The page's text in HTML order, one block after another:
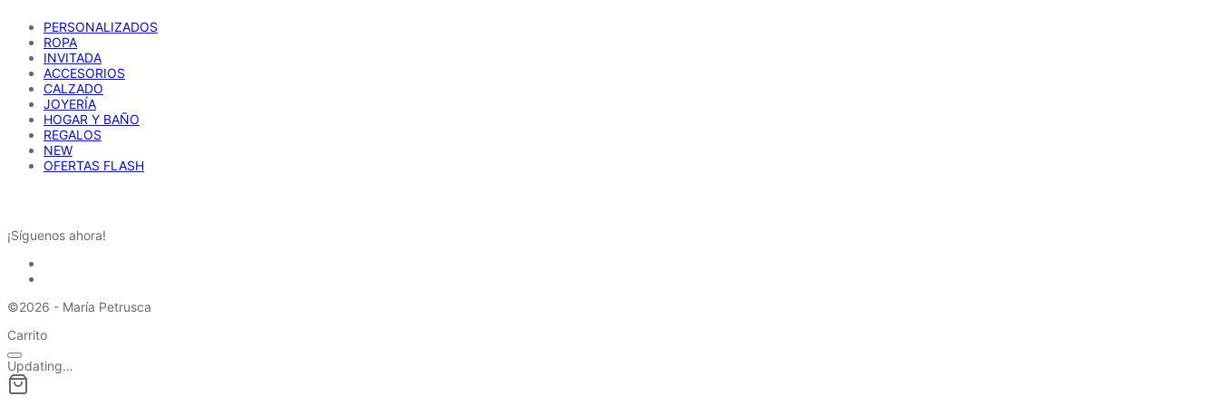
PERSONALIZADOS
ROPA
INVITADA
ACCESORIOS
CALZADO
JOYERÍA
HOGAR Y BAÑO
REGALOS
NEW
OFERTAS FLASH
¡Síguenos ahora!
©2026 - María Petrusca
Carrito
Updating…